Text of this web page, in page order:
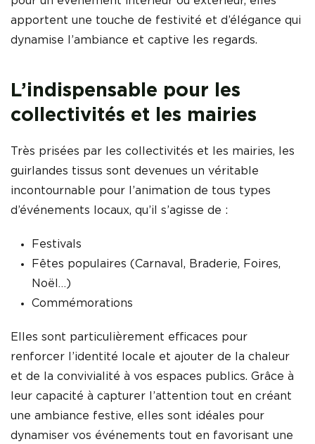
apportent une touche de festivité et d’élégance qui
dynamise l’ambiance et captive les regards.
L’indispensable pour les
collectivités et les mairies
Très prisées par les collectivités et les mairies, les
guirlandes tissus sont devenues un véritable
incontournable pour l’animation de tous types
d’événements locaux, qu’il s’agisse de :
Festivals
Fêtes populaires (Carnaval, Braderie, Foires,
Noël…)
Commémorations
Elles sont particulièrement efficaces pour
renforcer l’identité locale et ajouter de la chaleur
et de la convivialité à vos espaces publics. Grâce à
leur capacité à capturer l’attention tout en créant
une ambiance festive, elles sont idéales pour
dynamiser vos événements tout en favorisant une